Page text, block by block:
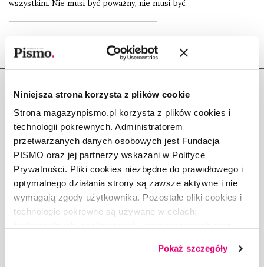
Niniejsza strona korzysta z plików cookie
Strona magazynpismo.pl korzysta z plików cookies i
technologii pokrewnych. Administratorem
przetwarzanych danych osobowych jest Fundacja
PISMO oraz jej partnerzy wskazani w Polityce
Prywatności. Pliki cookies niezbędne do prawidłowego i
optymalnego działania strony są zawsze aktywne i nie
wymagają zgody użytkownika. Pozostałe pliki cookies i
technologie pokrewne są używane w celach:
dobrowolną zgodę na pliki cookies i technologie
Pokaż szczegóły
wszystkim. Nie musi być poważny, nie musi być
Copyright © Fundacja Pismo
O „PIŚMIE”